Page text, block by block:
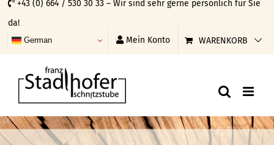
Skip
to
content
+43 (0) 664 / 530 30 33 – Wir sind sehr gerne persönlich für Sie
da!
German Mein Konto WARENKORB